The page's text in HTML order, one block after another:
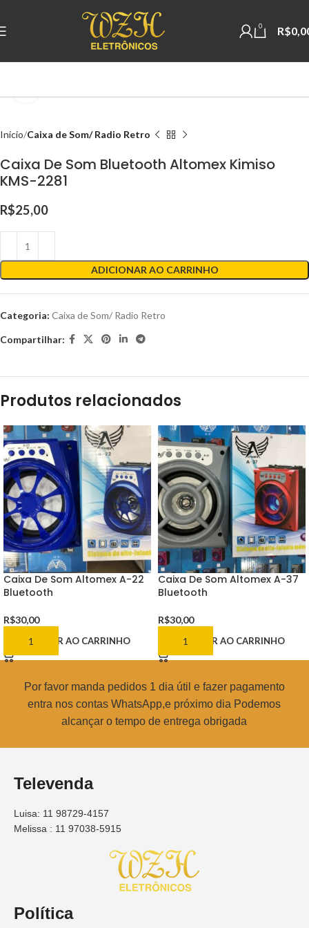
0 R$
Início Caixa de Som/ Radio Retro
Caixa De Som Bluetooth Altomex Kimiso
KMS-2281
R$25,00
ADICIONAR AO CARRINHO
Categoria: Caixa de Som/ Radio Retro
Compartilhar:
Produtos relacionados
Caixa De Som Altomex A-22
Bluetooth
R$30,00
ADICIONAR AO CARRINHO
Caixa De Som Altomex A-37
Bluetooth
R$30,00
ADICIONAR AO CARRINHO
Por favor manda pedidos 1 dia útil e fazer pagamento
entra nos contas WhatsApp,e próximo dia Podemos
alcançar o tempo de entrega obrigada
Televenda
Luisa: 11 98729-4157
Melissa : 11 97038-5915
Política